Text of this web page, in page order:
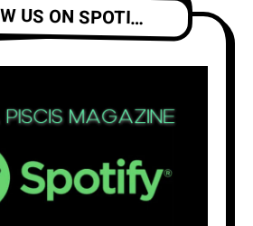
FOLLOW US ON SPOTIFY